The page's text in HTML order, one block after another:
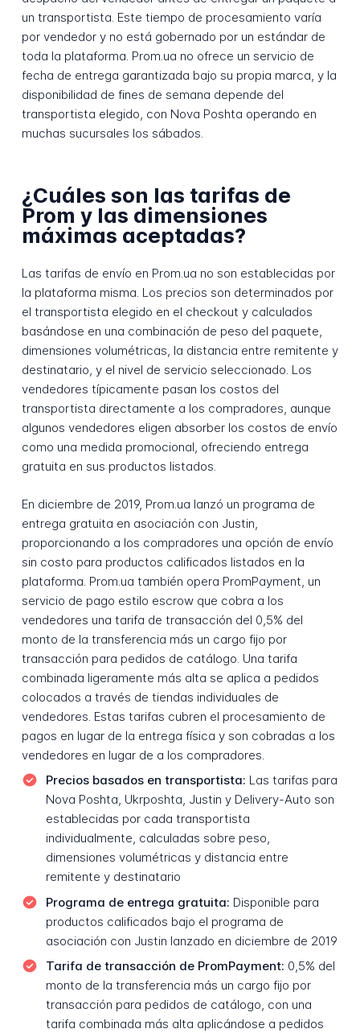
un transportista. Este tiempo de procesamiento varía
por vendedor y no está gobernado por un estándar de
toda la plataforma. Prom.ua no ofrece un servicio de
fecha de entrega garantizada bajo su propia marca, y la
disponibilidad de fines de semana depende del
transportista elegido, con Nova Poshta operando en
muchas sucursales los sábados.
¿Cuáles son las tarifas de
Prom y las dimensiones
máximas aceptadas?
Las tarifas de envío en Prom.ua no son establecidas por
la plataforma misma. Los precios son determinados por
el transportista elegido en el checkout y calculados
basándose en una combinación de peso del paquete,
dimensiones volumétricas, la distancia entre remitente y
destinatario, y el nivel de servicio seleccionado. Los
vendedores típicamente pasan los costos del
transportista directamente a los compradores, aunque
algunos vendedores eligen absorber los costos de envío
como una medida promocional, ofreciendo entrega
gratuita en sus productos listados.
En diciembre de 2019, Prom.ua lanzó un programa de
entrega gratuita en asociación con Justin,
proporcionando a los compradores una opción de envío
sin costo para productos calificados listados en la
plataforma. Prom.ua también opera PromPayment, un
servicio de pago estilo escrow que cobra a los
vendedores una tarifa de transacción del 0,5% del
monto de la transferencia más un cargo fijo por
transacción para pedidos de catálogo. Una tarifa
combinada ligeramente más alta se aplica a pedidos
colocados a través de tiendas individuales de
vendedores. Estas tarifas cubren el procesamiento de
pagos en lugar de la entrega física y son cobradas a los
vendedores en lugar de a los compradores.
Precios basados en transportista: Las tarifas para
Nova Poshta, Ukrposhta, Justin y Delivery-Auto son
establecidas por cada transportista
individualmente, calculadas sobre peso,
dimensiones volumétricas y distancia entre
remitente y destinatario
Programa de entrega gratuita: Disponible para
productos calificados bajo el programa de
asociación con Justin lanzado en diciembre de 2019
Tarifa de transacción de PromPayment: 0,5% del
monto de la transferencia más un cargo fijo por
transacción para pedidos de catálogo, con una
tarifa combinada más alta aplicándose a pedidos